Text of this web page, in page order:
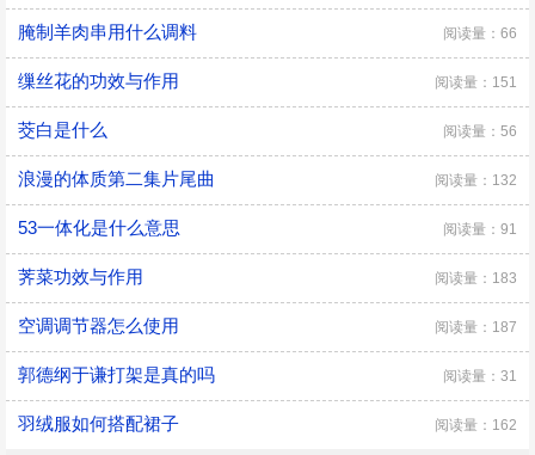
腌制羊肉串用什么调料 阅读量：66
缫丝花的功效与作用 阅读量：151
茭白是什么 阅读量：56
浪漫的体质第二集片尾曲 阅读量：132
53一体化是什么意思 阅读量：91
荠菜功效与作用 阅读量：183
空调调节器怎么使用 阅读量：187
郭德纲于谦打架是真的吗 阅读量：31
羽绒服如何搭配裙子 阅读量：162